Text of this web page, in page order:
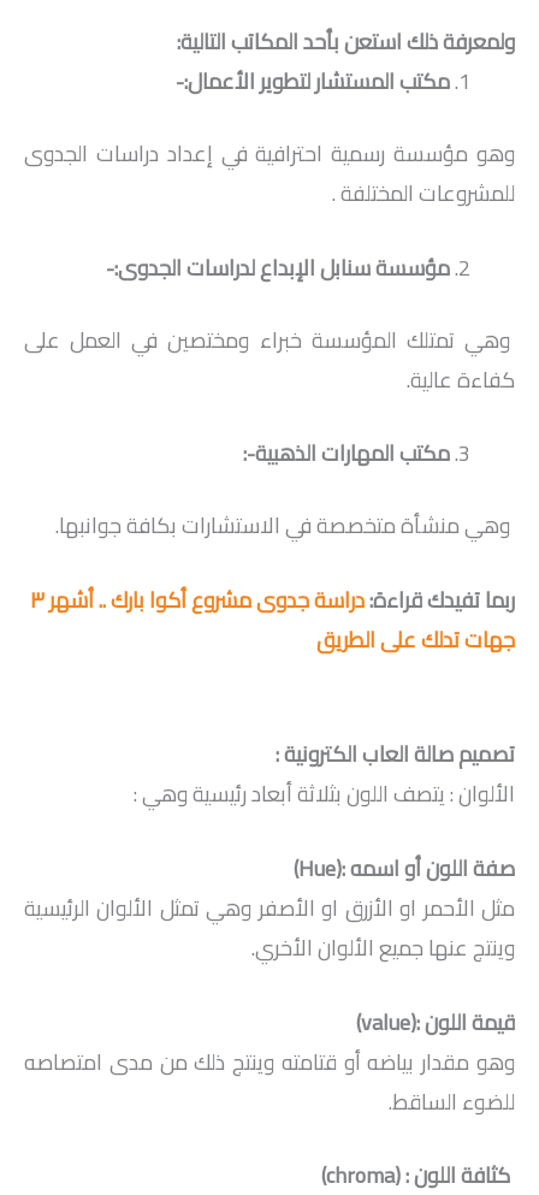
ولمعرفة ذلك استعن بأحد المكاتب التالية:
مكتب المستشار لتطوير الأعمال:-
وهو مؤسسة رسمية احترافية في إعداد دراسات الجدوى
للمشروعات المختلفة .
مؤسسة سنابل الإبداع لدراسات الجدوى:-
وهي تمتلك المؤسسة خبراء ومختصين في العمل على
كفاءة عالية.
مكتب المهارات الذهبية-:
وهي منشأة متخصصة في الاستشارات بكافة جوانبها.
ربما تفيدك قراءة:
دراسة جدوى مشروع أكوا بارك .. أشهر ٣
جهات تدلك على الطريق
تصميم صالة العاب الكترونية :
الألوان : يتصف اللون بثلاثة أبعاد رئيسية وهي :
صفة اللون أو اسمه :(Hue)
مثل الأحمر او الأزرق او الأصفر وهي تمثل الألوان الرئيسية
وينتج عنها جميع الألوان الأخري.
قيمة اللون :(value)
وهو مقدار بياضه أو قتامته وينتج ذلك من مدى امتصاصه
للضوء الساقط.
كثافة اللون : (chroma)